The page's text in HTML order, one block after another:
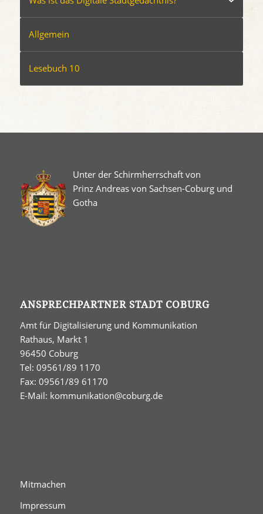
Allgemein
Lesebuch 10
Unter der Schirmherrschaft von
Prinz Andreas von Sachsen-Coburg und
Gotha
ANSPRECHPARTNER STADT COBURG
Amt für Digitalisierung und Kommunikation
Rathaus, Markt 1
96450 Coburg
Tel: 09561/89 1170
Fax: 09561/89 61170
E-Mail: kommunikation@coburg.de
Mitmachen
Impressum